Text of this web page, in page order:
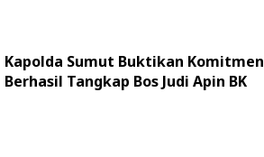
Kapolda Sumut Buktikan Komitmen
Berhasil Tangkap Bos Judi Apin BK